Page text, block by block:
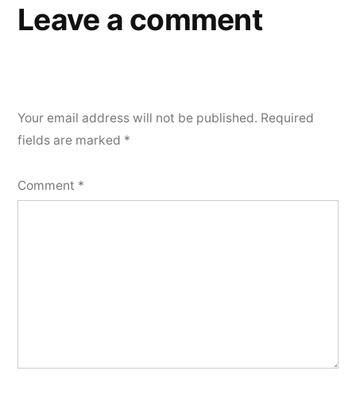
Leave a comment
Your email address will not be published. Required
fields are marked *
Comment *